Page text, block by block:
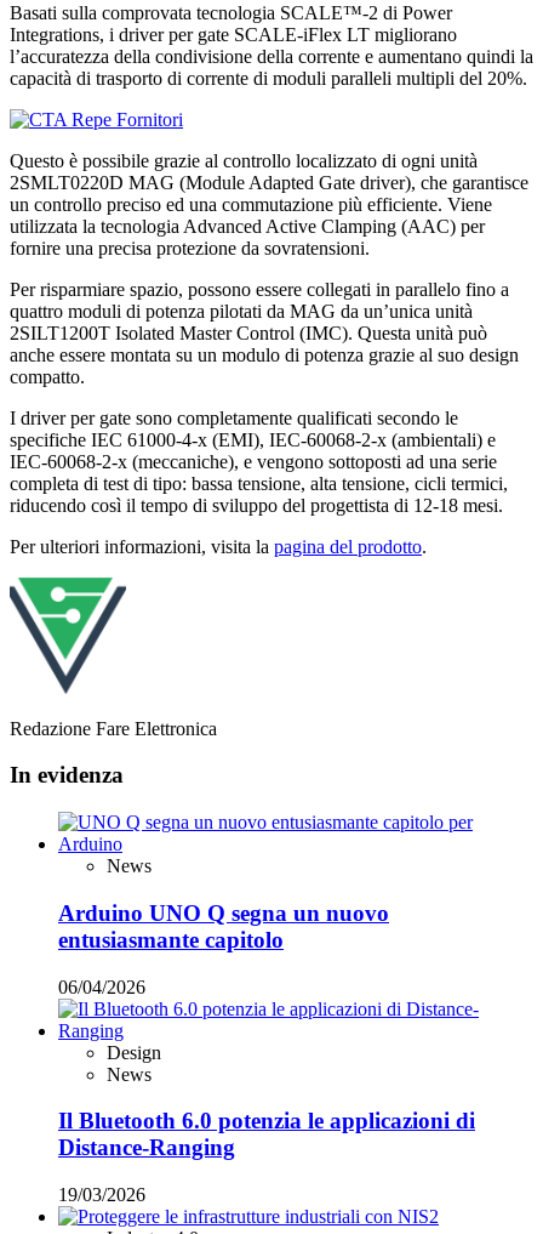
Basati sulla comprovata tecnologia SCALE™-2 di Power
Integrations, i driver per gate SCALE-iFlex LT migliorano
l’accuratezza della condivisione della corrente e aumentano quindi la
capacità di trasporto di corrente di moduli paralleli multipli del 20%.
Questo è possibile grazie al controllo localizzato di ogni unità
2SMLT0220D MAG (Module Adapted Gate driver), che garantisce
un controllo preciso ed una commutazione più efficiente. Viene
utilizzata la tecnologia Advanced Active Clamping (AAC) per
fornire una precisa protezione da sovratensioni.
Per risparmiare spazio, possono essere collegati in parallelo fino a
quattro moduli di potenza pilotati da MAG da un’unica unità
2SILT1200T Isolated Master Control (IMC). Questa unità può
anche essere montata su un modulo di potenza grazie al suo design
compatto.
I driver per gate sono completamente qualificati secondo le
specifiche IEC 61000-4-x (EMI), IEC-60068-2-x (ambientali) e
IEC-60068-2-x (meccaniche), e vengono sottoposti ad una serie
completa di test di tipo: bassa tensione, alta tensione, cicli termici,
riducendo così il tempo di sviluppo del progettista di 12-18 mesi.
Per ulteriori informazioni, visita la pagina del prodotto.
Redazione Fare Elettronica
In evidenza
News
Arduino UNO Q segna un nuovo
entusiasmante capitolo
06/04/2026
Design
News
Il Bluetooth 6.0 potenzia le applicazioni di
Distance-Ranging
19/03/2026